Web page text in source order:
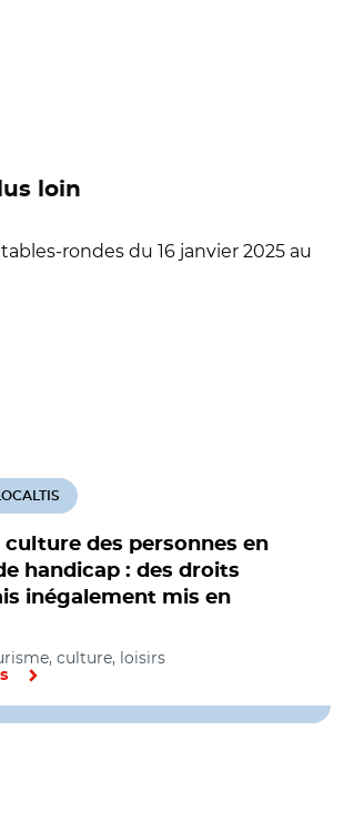
loin
rondes du 16 janvier 2025 au
culture des personnes en
handicap : des droits
inégalement mis en
culture, loisirs